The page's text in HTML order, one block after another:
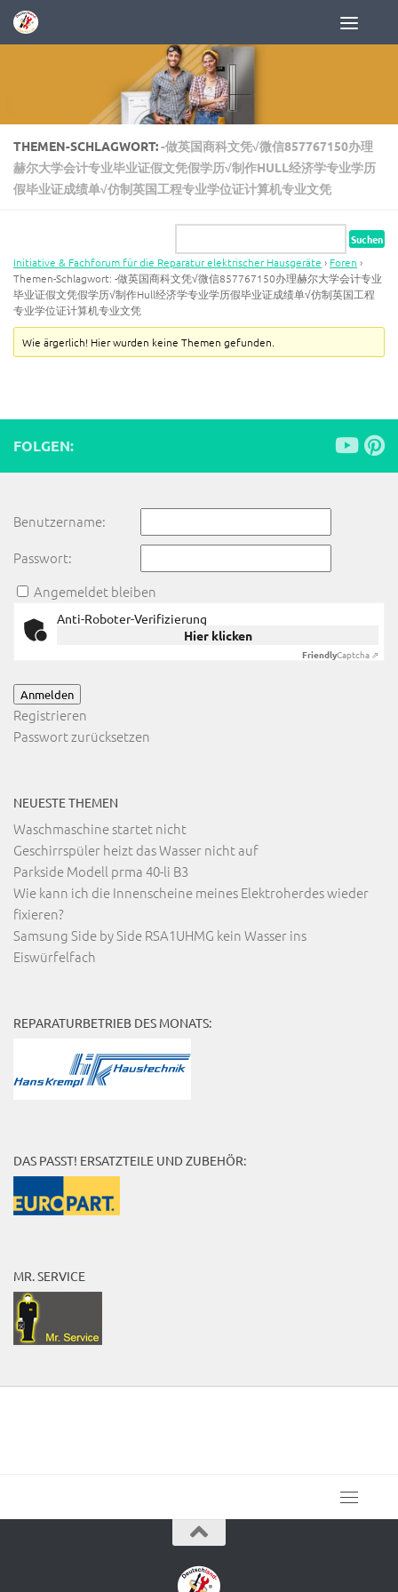
Zum Inhalt springen
THEMEN-SCHLAGWORT:-做英国商科文凭√微信857767150办理
赫尔大学会计专业毕业证假文凭假学历√制作HULL经济学专业学历
假毕业证成绩单√仿制英国工程专业学位证计算机专业文凭
Initiative & Fachforum für die Reparatur elektrischer Hausgeräte › Foren ›
Themen-Schlagwort: -做英国商科文凭√微信857767150办理赫尔大学会计专业
毕业证假文凭假学历√制作Hull经济学专业学历假毕业证成绩单√仿制英国工程
专业学位证计算机专业文凭
Wie ärgerlich! Hier wurden keine Themen gefunden.
FOLGEN:
Benutzername:
Passwort:
Angemeldet bleiben
Anti-Roboter-Verifizierung
Hier klicken
FriendlyCaptcha ⇗
Anmelden
Registrieren
Passwort zurücksetzen
NEUESTE THEMEN
Waschmaschine startet nicht
Geschirrspüler heizt das Wasser nicht auf
Parkside Modell prma 40-li B3
Wie kann ich die Innenscheine meines Elektroherdes wieder
fixieren?
Samsung Side by Side RSA1UHMG kein Wasser ins
Eiswürfelfach
REPARATURBETRIEB DES MONATS:
DAS PASST! ERSATZTEILE UND ZUBEHÖR:
MR. SERVICE